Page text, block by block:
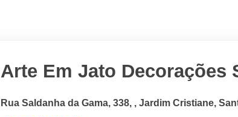
Arte Em Jato Decorações
Rua Saldanha da Gama, 338, , Jardim Cristiane,